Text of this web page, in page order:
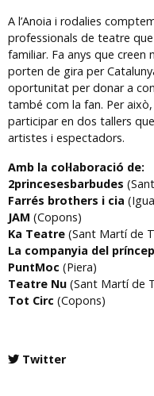
A l’Anoia i rodalies
professionals de teatre
familiar. Fa anys que creen
porten de gira per
oportunitat per donar a
també com la fan. Per
participar en dos tallers
artistes i espectadors.
Amb la col·laboració de:
2princesesbarbudes
Farrés brothers i cia
JAM (Copons)
Ka Teatre (Sant Martí de
La companyia del
PuntMoc (Piera)
Teatre Nu (Sant Martí de
Tot Circ (Copons)
Twitter